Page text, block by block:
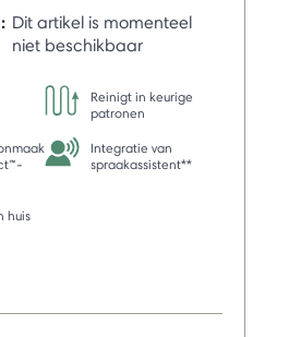
Dit artikel is momenteel
niet beschikbaar
Reinigt in keurige
patronen
Integratie van
spraakassistent**
huis